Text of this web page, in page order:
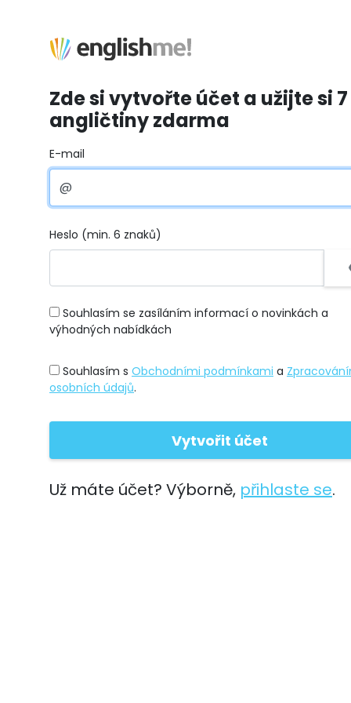
Zde si vytvořte účet a užijte si
angličtiny zdarma
E-mail
Heslo (min. 6 znaků)
Souhlasím se zasíláním informací o novinkách a
výhodných nabídkách
Souhlasím s Obchodními podmínkami a
osobních údajů.
Už máte účet? Výborně, přihlaste se.